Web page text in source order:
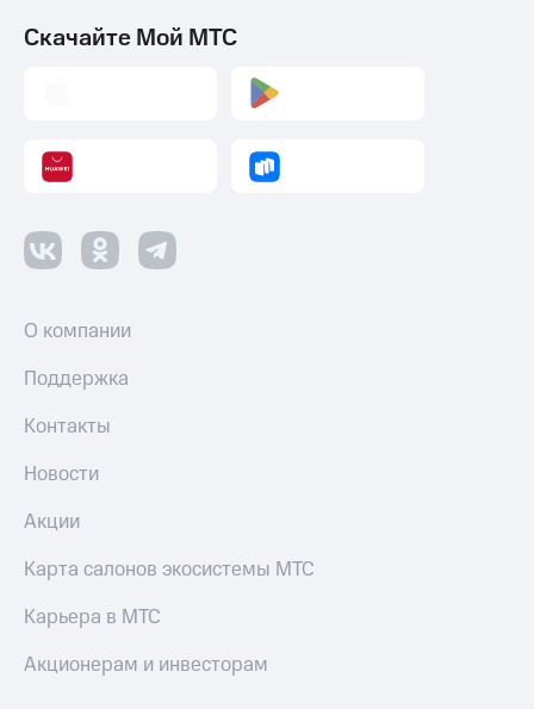
Скачайте Мой МТС
О компании
Поддержка
Контакты
Новости
Акции
Карта салонов экосистемы МТС
Карьера в МТС
Акционерам и инвесторам